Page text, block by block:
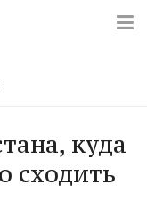
куда
сходить